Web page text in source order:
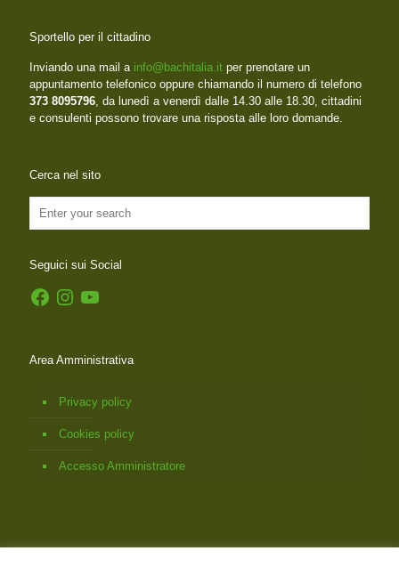
Sportello per il cittadino
Inviando una mail a info@bachitalia.it per prenotare un
appuntamento telefonico oppure chiamando il numero di telefono
373 8095796 , da lunedì a venerdì dalle 14.30 alle 18.30, cittadini
e consulenti possono trovare una risposta alle loro domande.
Cerca nel sito
Seguici sui Social
FacebookInstagramYouTube
Area Amministrativa
Privacy policy
Cookies policy
Accesso Amministratore